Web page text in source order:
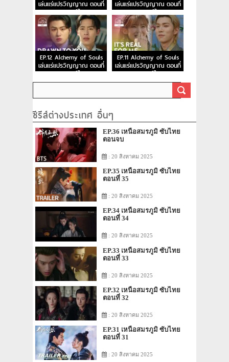
เล่นแร่แปรวิญญาณ ตอนที่
14 พากย์ไทย
เล่นแร่แปรวิญญาณ ตอนที่
13 พากย์ไทย
EP.12 Alchemy of Souls
เล่นแร่แปรวิญญาณ ตอนที่
12 พากย์ไทย
EP.11 Alchemy of Souls
เล่นแร่แปรวิญญาณ ตอนที่
11 พากย์ไทย
ซีรีส์ต่างประเทศ อื่นๆ
EP.36 เหนือสมรภูมิ ซับไทย
ตอนจบ
: 20 สิงหาคม 2025
EP.35 เหนือสมรภูมิ ซับไทย
ตอนที่ 35
: 20 สิงหาคม 2025
EP.34 เหนือสมรภูมิ ซับไทย
ตอนที่ 34
: 20 สิงหาคม 2025
EP.33 เหนือสมรภูมิ ซับไทย
ตอนที่ 33
: 20 สิงหาคม 2025
EP.32 เหนือสมรภูมิ ซับไทย
ตอนที่ 32
: 20 สิงหาคม 2025
EP.31 เหนือสมรภูมิ ซับไทย
ตอนที่ 31
: 20 สิงหาคม 2025